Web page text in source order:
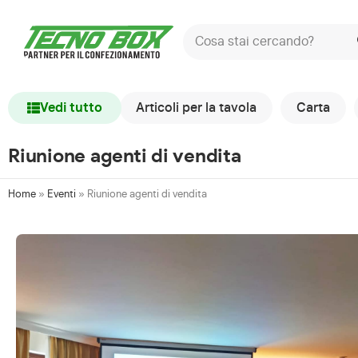
Vedi tutto Articoli per la tavola Carta
Riunione agenti di vendita
Home » Eventi » Riunione agenti di vendita